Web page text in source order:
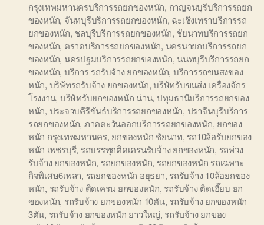
กรุงเทพมหานครบริการรถยกของหนัก, กาญจนบุรีบริการรถยก
ของหนัก, จันทบุรีบริการรถยกของหนัก, ฉะเชิงเทราบริการรถ
ยกของหนัก, ชลบุรีบริการรถยกของหนัก, ชัยนาทบริการรถยก
ของหนัก, ตราดบริการรถยกของหนัก, นครนายกบริการรถยก
ของหนัก, นครปฐมบริการรถยกของหนัก, นนทบุรีบริการรถยก
ของหนัก, บริการ รถรับจ้าง ยกของหนัก, บริการรถขนสงของ
หนัก, บริษัทรถรับจ้าง ยกของหนัก,บริษัทรับขนส่ง เครื่องจักร
โรงงาน, บริษัทรับยกของหนัก น่าน, ปทุมธานีบริการรถยกของ
หนัก, ประจวบคีรีขันธ์บริการรถยกของหนัก, ปราจีนบุรีบริการ
รถยกของหนัก, ภาคตะวันออกบริการรถยกของหนัก, ยกของ
หนัก กรุงเทพมหานคร, ยกของหนัก ชัยนาท, รถ10ล้อรับยกของ
หนัก เพชรบุรี, รถบรรทุกติดเครนรับจ้าง ยกของหนัก, รถพ่วง
รับจ้าง ยกของหนัก, รถยกของหนัก, รถยกของหนัก รถเฉพาะ
กิจพิเศษ6เพลา, รถยกของหนัก อยุธยา, รถรับจ้าง 10ล้อยกของ
หนัก, รถรับจ้าง ติดเครน ยกของหนัก, รถรับจ้าง ติดเฮี๊ยบ ยก
ของหนัก, รถรับจ้าง ยกของหนัก 10ตัน, รถรับจ้าง ยกของหนัก
3ตัน, รถรับจ้าง ยกของหนัก ยาวใหญ่, รถรับจ้าง ยกของ